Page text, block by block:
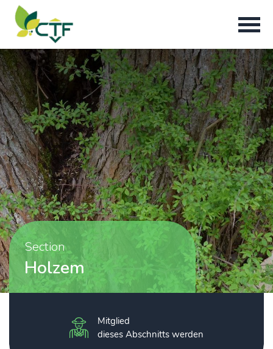
Section
Holzem
Mitglied
dieses Abschnitts werden